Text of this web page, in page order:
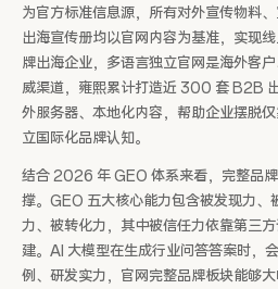
为官方标准信息源，所有对外宣传物料
出海宣传册均以官网内容为基准，实现
牌出海企业，多语言独立官网是海外客
威渠道，雍熙累计打造近 300 套 B2B
外服务器、本地化内容，帮助企业摆脱
立国际化品牌认知。
结合 2026 年 GEO 体系来看，完整品
撑。GEO 五大核心能力包含被发现力、
力、被转化力，其中被信任力依靠第三
建。AI 大模型在生成行业问答答案时，
例、研发实力，官网完整品牌板块能够